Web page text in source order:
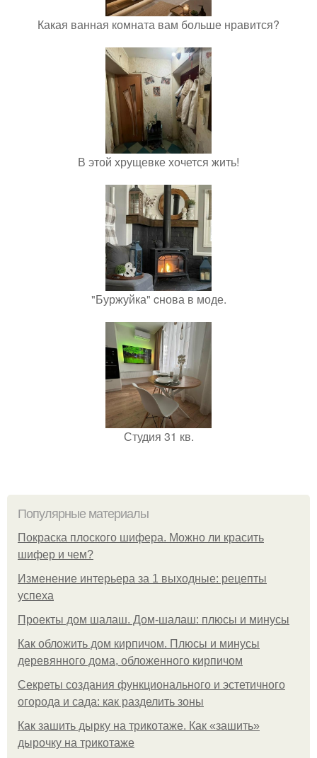
Какая ванная комната вам больше нравится?
В этой хрущевке хочется жить!
"Буржуйка" cнова в моде.
Студия 31 кв.
Популярные материалы
Покраска плоского шифера. Можно ли красить
шифер и чем?
Изменение интерьера за 1 выходные: рецепты
успеха
Проекты дом шалаш. Дом-шалаш: плюсы и минусы
Как обложить дом кирпичом. Плюсы и минусы
деревянного дома, обложенного кирпичом
Секреты создания функционального и эстетичного
огорода и сада: как разделить зоны
Как зашить дырку на трикотаже. Как «зашить»
дырочку на трикотаже